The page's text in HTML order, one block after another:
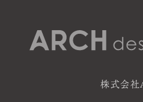
株式会社